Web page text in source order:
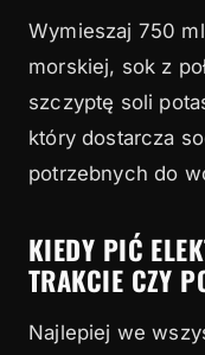
Wymieszaj 750
morskiej, sok z
szczyptę soli
który dostarcza
potrzebnych do
KIEDY PIĆ
TRAKCIE CZY
Najlepiej we